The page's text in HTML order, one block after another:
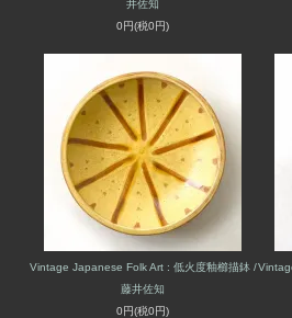
井佐知
0円(税0円)
Vintage Japanese Folk Art : 低火度釉櫛描鉢 /
藤井佐知
0円(税0円)